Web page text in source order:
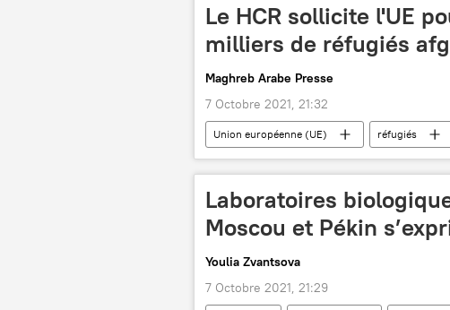
Le HCR sollicite l'UE
milliers de réfugiés
Maghreb Arabe Presse
7 Octobre 2021, 21:32
Union européenne (UE) réfugiés
Haut-Commissariat des Nations unies pour les
Laboratoires
Moscou et Pékin
Youlia Zvantsova
7 Octobre 2021, 21:29